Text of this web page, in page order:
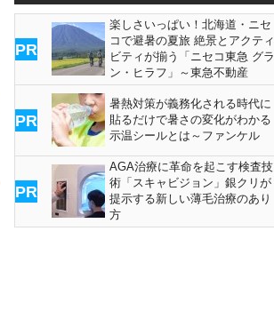
PR
楽しさいっぱい！北海道・ニセ
コで避暑の夏旅 絶景とアクティ
ビティが揃う「ニセコ東急 グラ
ン・ヒラフ」～東急不動産
PR
暑熱対策が義務化される時代に
貼るだけで暑さの変化がわかる
示温シールとは～ファンケル
PR
AGA治療に革命を起こす検査技
術「スキャビジョン」銀クリが
提示する新しい薄毛治療のあり
方